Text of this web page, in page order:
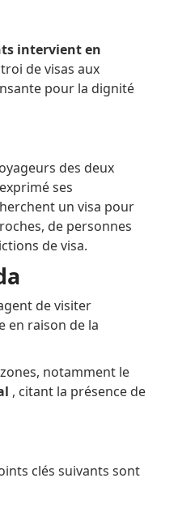
intervient en
de visas aux
pour la dignité
des deux
ses
un visa pour
de personnes
de visa.
de visiter
en raison de la
notamment le
, citant la présence de
clés suivants sont